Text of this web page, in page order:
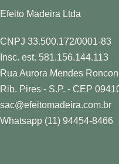
Efeito Madeira Ltda
CNPJ 33.500.172/0001-83
Insc. est. 581.156.144.113
Rua Aurora Mendes
Rib. Pires - S.P. - CEP
sac@efeitomadeira.com.br
Whatsapp (11) 94454-8466